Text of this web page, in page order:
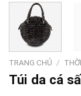
TRANG CHỦ /
Túi da cá